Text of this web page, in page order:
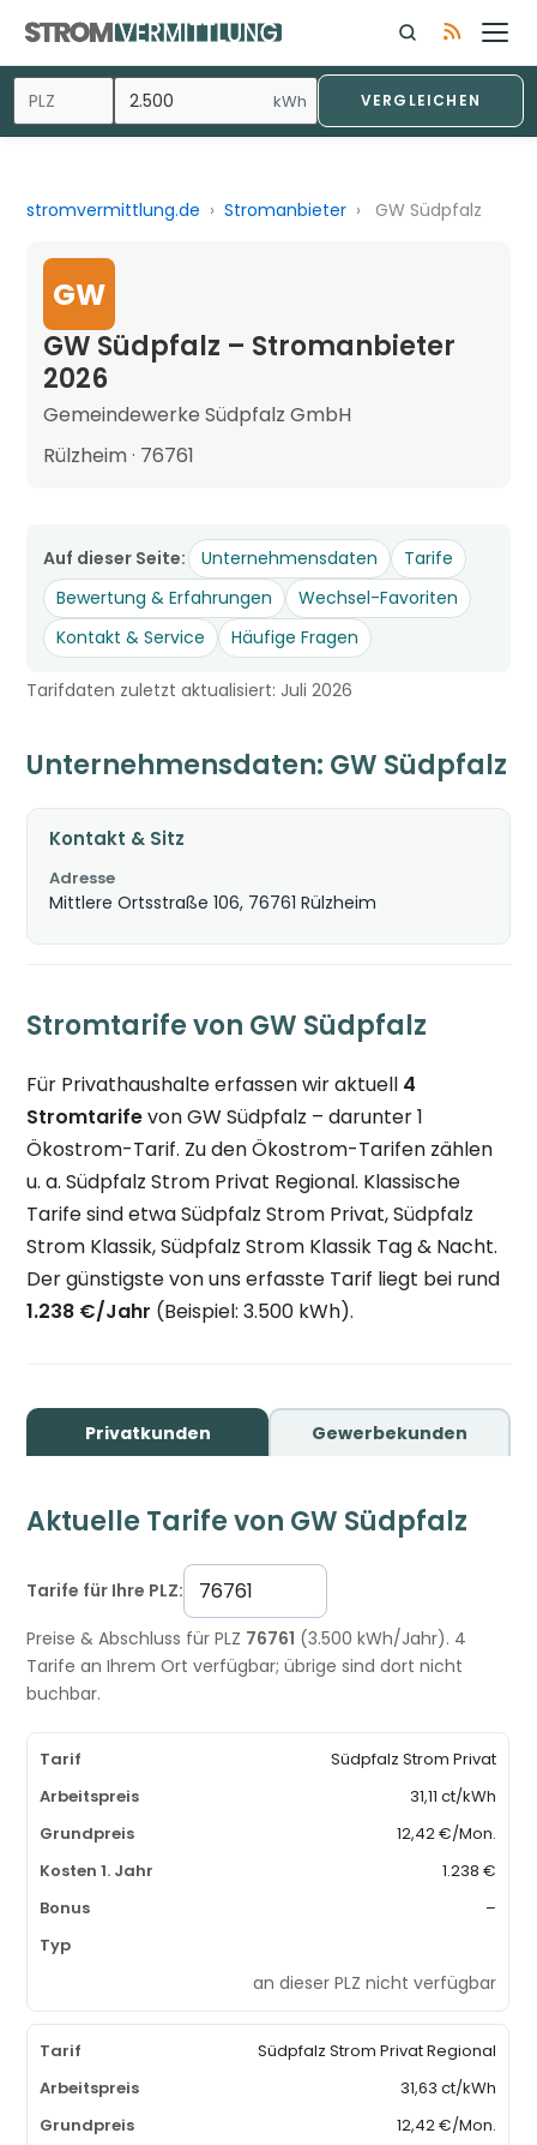
kWh VERGLEICHEN
stromvermittlung.de › Stromanbieter › GW Südpfalz
GW
GW Südpfalz – Stromanbieter
2026
Gemeindewerke Südpfalz GmbH
Rülzheim · 76761
Auf dieser Seite: Unternehmensdaten
Tarife
Bewertung & Erfahrungen
Wechsel-Favoriten
Kontakt & Service
Häufige Fragen
Tarifdaten zuletzt aktualisiert: Juli 2026
Unternehmensdaten: GW Südpfalz
Kontakt & Sitz
Adresse
Mittlere Ortsstraße 106, 76761 Rülzheim
Stromtarife von GW Südpfalz
Für Privathaushalte erfassen wir aktuell 4
Stromtarifevon GW Südpfalz – darunter 1
Ökostrom-Tarif. Zu den Ökostrom-Tarifen zählen
u. a. Südpfalz Strom Privat Regional. Klassische
Tarife sind etwa Südpfalz Strom Privat, Südpfalz
Strom Klassik, Südpfalz Strom Klassik Tag & Nacht.
Der günstigste von uns erfasste Tarif liegt bei rund
1.238 €/Jahr (Beispiel: 3.500 kWh).
Privatkunden Gewerbekunden
Aktuelle Tarife von GW Südpfalz
Tarife für Ihre PLZ:
Preise & Abschluss für PLZ 76761 (3.500 kWh/Jahr). 4
Tarife an Ihrem Ort verfügbar; übrige sind dort nicht
buchbar.
Südpfalz Strom Privat
31,11 ct/kWh
12,42 €/Mon.
1.238 €
–
an dieser PLZ nicht verfügbar
Südpfalz Strom Privat Regional
31,63 ct/kWh
12,42 €/Mon.